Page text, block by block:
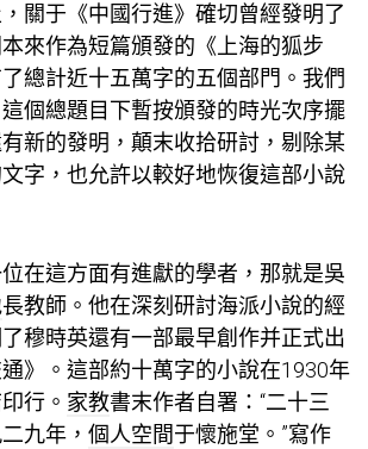
關于《中國行進》確切曾經發明了
來作為短篇頒發的《上海的狐步
總計近十五萬字的五個部門。我們
個總題目下暫按頒發的時光次序擺
新的發明，顛末收拾研討，剔除某
字，也允許以較好地恢復這部小說
在這方面有進獻的學者，那就是吳
長教師。他在深刻研討海派小說的經
穆時英還有一部最早創作并正式出
》。這部約十萬字的小說在1930年
行。 家教書末作者自署：“二十三
九年， 個人空間于懷施堂。”寫作